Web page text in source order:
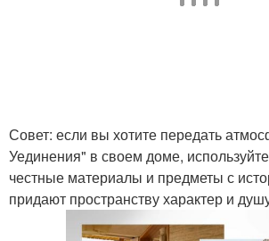
Совет: если вы хотите передать
Уединения" в своем доме,
честные материалы и предметы с
придают пространству характер и